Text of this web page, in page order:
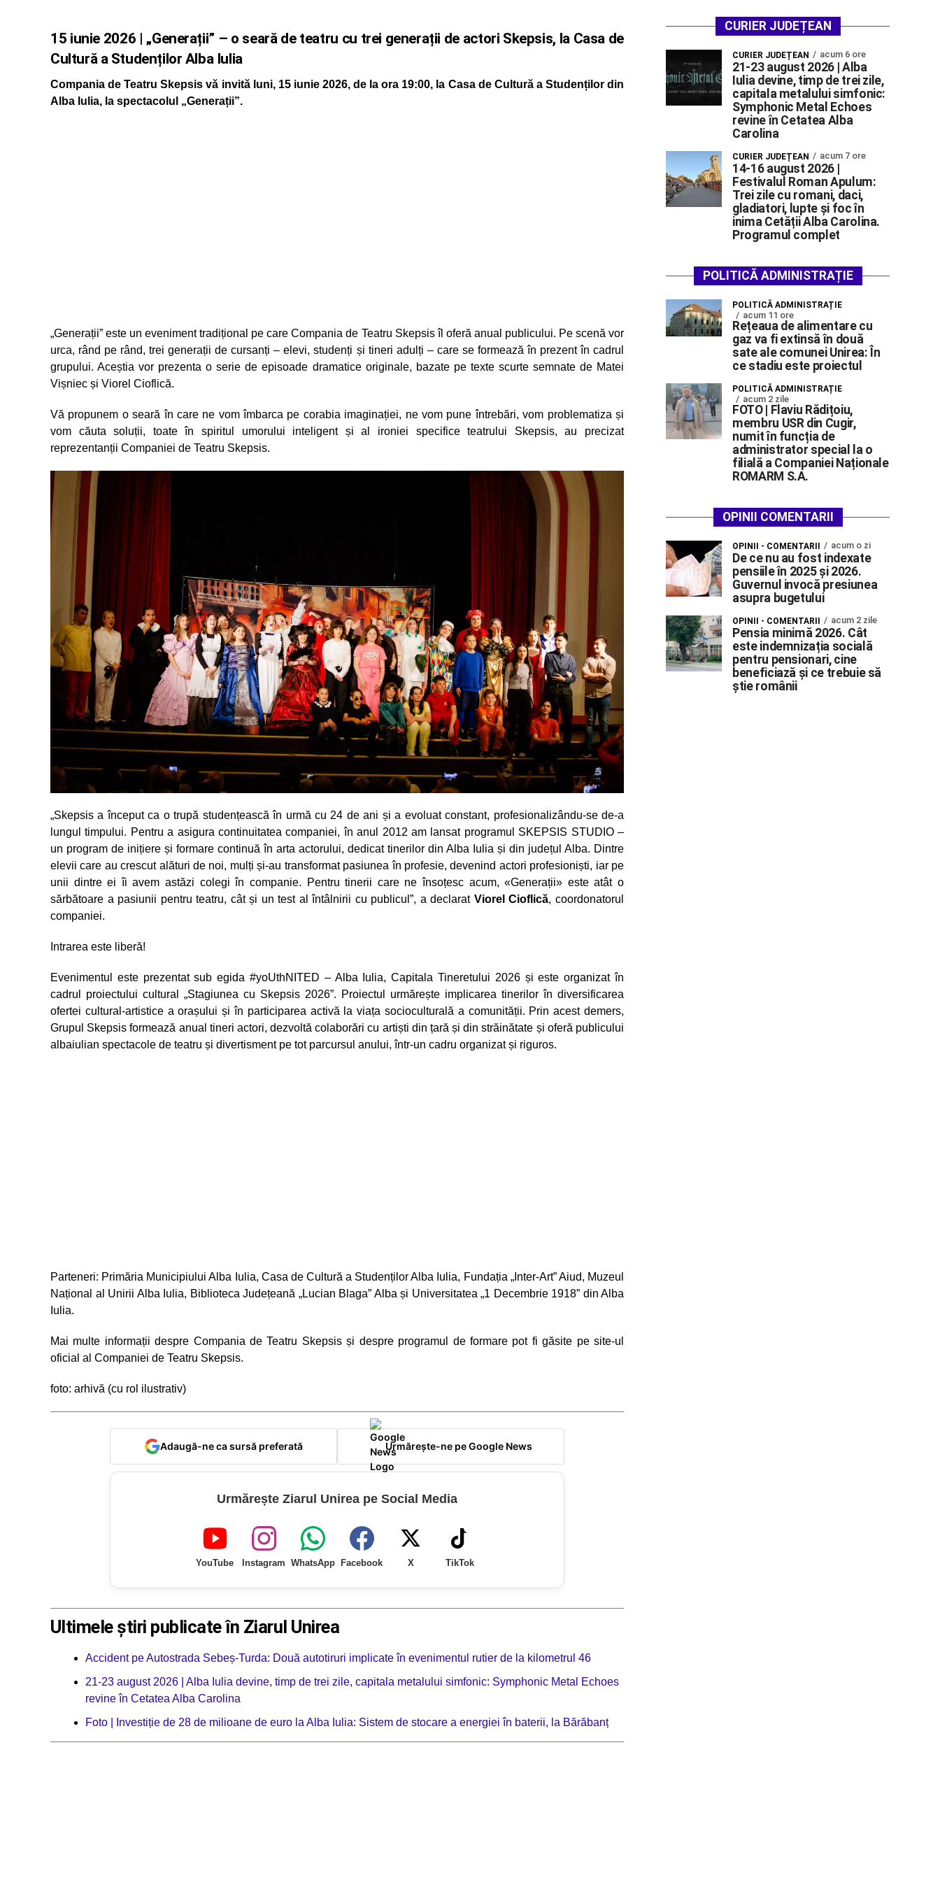
15 iunie 2026 | „Generații” – o seară de teatru cu trei generații de actori Skepsis, la Casa de
Cultură a Studenților Alba Iulia
Compania de Teatru Skepsis vă invită luni, 15 iunie 2026, de la ora 19:00, la Casa de Cultură a Studenților din
Alba Iulia, la spectacolul „Generații”.
„Generații” este un eveniment tradițional pe care Compania de Teatru Skepsis îl oferă anual publicului. Pe scenă vor
urca, rând pe rând, trei generații de cursanți – elevi, studenți și tineri adulți – care se formează în prezent în cadrul
grupului. Aceștia vor prezenta o serie de episoade dramatice originale, bazate pe texte scurte semnate de Matei
Vișniec și Viorel Cioflică.
Vă propunem o seară în care ne vom îmbarca pe corabia imaginației, ne vom pune întrebări, vom problematiza și
vom căuta soluții, toate în spiritul umorului inteligent și al ironiei specifice teatrului Skepsis, au precizat
reprezentanții Companiei de Teatru Skepsis.
„Skepsis a început ca o trupă studențească în urmă cu 24 de ani și a evoluat constant, profesionalizându-se de-a
lungul timpului. Pentru a asigura continuitatea companiei, în anul 2012 am lansat programul SKEPSIS STUDIO –
un program de inițiere și formare continuă în arta actorului, dedicat tinerilor din Alba Iulia și din județul Alba. Dintre
elevii care au crescut alături de noi, mulți și-au transformat pasiunea în profesie, devenind actori profesioniști, iar pe
unii dintre ei îi avem astăzi colegi în companie. Pentru tinerii care ne însoțesc acum, «Generații» este atât o
sărbătoare a pasiunii pentru teatru, cât și un test al întâlnirii cu publicul”, a declarat Viorel Cioflică, coordonatorul
companiei.
Intrarea este liberă!
Evenimentul este prezentat sub egida #yoUthNITED – Alba Iulia, Capitala Tineretului 2026 și este organizat în
cadrul proiectului cultural „Stagiunea cu Skepsis 2026”. Proiectul urmărește implicarea tinerilor în diversificarea
ofertei cultural-artistice a orașului și în participarea activă la viața socioculturală a comunității. Prin acest demers,
Grupul Skepsis formează anual tineri actori, dezvoltă colaborări cu artiști din țară și din străinătate și oferă publicului
albaiulian spectacole de teatru și divertisment pe tot parcursul anului, într-un cadru organizat și riguros.
Parteneri: Primăria Municipiului Alba Iulia, Casa de Cultură a Studenților Alba Iulia, Fundația „Inter-Art” Aiud, Muzeul
Național al Unirii Alba Iulia, Biblioteca Județeană „Lucian Blaga” Alba și Universitatea „1 Decembrie 1918” din Alba
Iulia.
Mai multe informații despre Compania de Teatru Skepsis și despre programul de formare pot fi găsite pe site-ul
oficial al Companiei de Teatru Skepsis.
foto: arhivă (cu rol ilustrativ)
Adaugă-ne ca sursă preferată Urmărește-ne pe Google News
Urmărește Ziarul Unirea pe Social Media
YouTube Instagram WhatsApp Facebook X TikTok
Ultimele știri publicate în Ziarul Unirea
Accident pe Autostrada Sebeș-Turda: Două autotiruri implicate în evenimentul rutier de la kilometrul 46
21-23 august 2026 | Alba Iulia devine, timp de trei zile, capitala metalului simfonic: Symphonic Metal Echoes
revine în Cetatea Alba Carolina
Foto | Investiție de 28 de milioane de euro la Alba Iulia: Sistem de stocare a energiei în baterii, la Bărăbanț
CURIER JUDEȚEAN
CURIER JUDEȚEAN acum 6 ore
21-23 august 2026 | Alba
Iulia devine, timp de trei zile,
capitala metalului simfonic:
Symphonic Metal Echoes
revine în Cetatea Alba
Carolina
CURIER JUDEȚEAN acum 7 ore
14-16 august 2026 |
Festivalul Roman Apulum:
Trei zile cu romani, daci,
gladiatori, lupte și foc în
inima Cetății Alba Carolina.
Programul complet
POLITICĂ ADMINISTRAȚIE
POLITICĂ ADMINISTRAȚIE
acum 11 ore
Rețeaua de alimentare cu
gaz va fi extinsă în două
sate ale comunei Unirea: În
ce stadiu este proiectul
POLITICĂ ADMINISTRAȚIE
acum 2 zile
FOTO | Flaviu Rădițoiu,
membru USR din Cugir,
numit în funcția de
administrator special la o
filială a Companiei Naționale
ROMARM S.A.
OPINII COMENTARII
OPINII - COMENTARII acum o zi
De ce nu au fost indexate
pensiile în 2025 și 2026.
Guvernul invocă presiunea
asupra bugetului
OPINII - COMENTARII acum 2 zile
Pensia minimă 2026. Cât
este indemnizația socială
pentru pensionari, cine
beneficiază și ce trebuie să
știe românii